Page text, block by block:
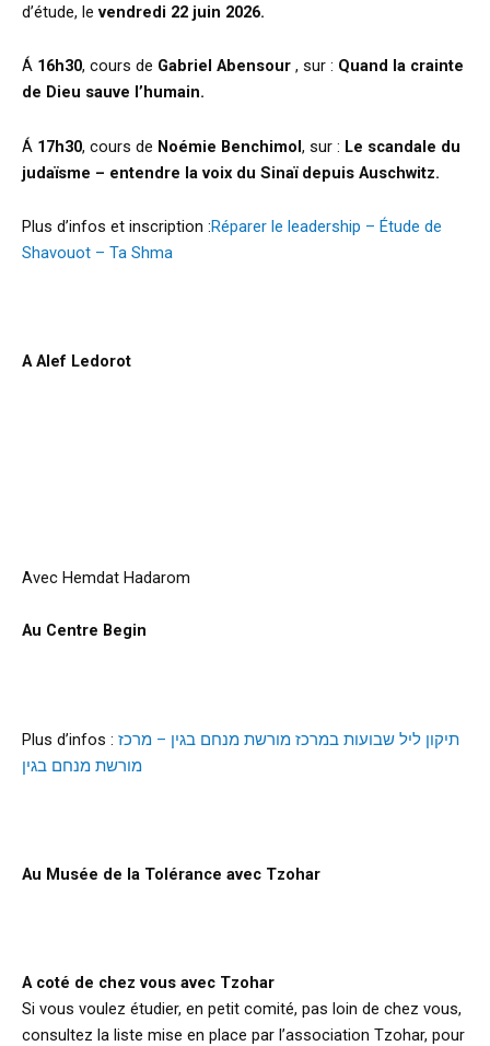
d’étude, le vendredi 22 juin 2026.
Á 16h30, cours de Gabriel Abensour , sur : Quand la crainte
de Dieu sauve l’humain.
Á 17h30, cours de Noémie Benchimol, sur : Le scandale du
judaïsme – entendre la voix du Sinaï depuis Auschwitz.
Plus d’infos et inscription :Réparer le leadership – Étude de
Shavouot – Ta Shma
A Alef Ledorot
Avec Hemdat Hadarom
Au Centre Begin
Plus d’infos : תיקון ליל שבועות במרכז מורשת מנחם בגין – מרכז
מורשת מנחם בגין
Au Musée de la Tolérance avec Tzohar
A coté de chez vous avec Tzohar
Si vous voulez étudier, en petit comité, pas loin de chez vous,
consultez la liste mise en place par l’association Tzohar, pour